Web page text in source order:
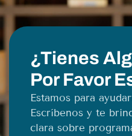
¿Tienes
Por Favor
Estamos para
Escríbenos y te
clara sobre